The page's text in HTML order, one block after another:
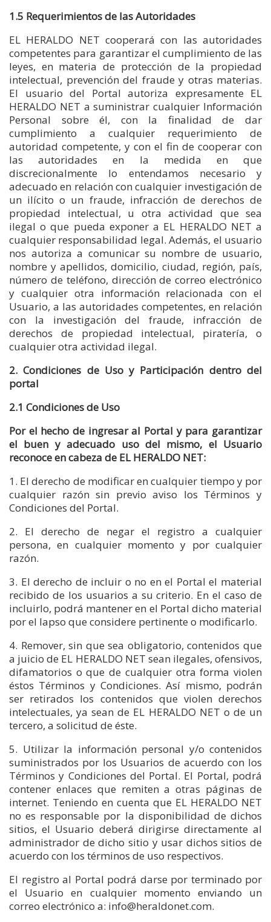
1.5 Requerimientos de las Autoridades
EL HERALDO NET cooperará con las autoridades
competentes para garantizar el cumplimiento de las
leyes, en materia de protección de la propiedad
intelectual, prevención del fraude y otras materias.
El usuario del Portal autoriza expresamente EL
HERALDO NET a suministrar cualquier Información
Personal sobre él, con la finalidad de dar
cumplimiento a cualquier requerimiento de
autoridad competente, y con el fin de cooperar con
las autoridades en la medida en que
discrecionalmente lo entendamos necesario y
adecuado en relación con cualquier investigación de
un ilícito o un fraude, infracción de derechos de
propiedad intelectual, u otra actividad que sea
ilegal o que pueda exponer a EL HERALDO NET a
cualquier responsabilidad legal. Además, el usuario
nos autoriza a comunicar su nombre de usuario,
nombre y apellidos, domicilio, ciudad, región, país,
número de teléfono, dirección de correo electrónico
y cualquier otra información relacionada con el
Usuario, a las autoridades competentes, en relación
con la investigación del fraude, infracción de
derechos de propiedad intelectual, piratería, o
cualquier otra actividad ilegal.
2. Condiciones de Uso y Participación dentro del
portal
2.1 Condiciones de Uso
Por el hecho de ingresar al Portal y para garantizar
el buen y adecuado uso del mismo, el Usuario
reconoce en cabeza de EL HERALDO NET:
1. El derecho de modificar en cualquier tiempo y por
cualquier razón sin previo aviso los Términos y
Condiciones del Portal.
2. El derecho de negar el registro a cualquier
persona, en cualquier momento y por cualquier
razón.
3. El derecho de incluir o no en el Portal el material
recibido de los usuarios a su criterio. En el caso de
incluirlo, podrá mantener en el Portal dicho material
por el lapso que considere pertinente o modificarlo.
4. Remover, sin que sea obligatorio, contenidos que
a juicio de EL HERALDO NET sean ilegales, ofensivos,
difamatorios o que de cualquier otra forma violen
éstos Términos y Condiciones. Así mismo, podrán
ser retirados los contenidos que violen derechos
intelectuales, ya sean de EL HERALDO NET o de un
tercero, a solicitud de éste.
5. Utilizar la información personal y/o contenidos
suministrados por los Usuarios de acuerdo con los
Términos y Condiciones del Portal. El Portal, podrá
contener enlaces que remiten a otras páginas de
internet. Teniendo en cuenta que EL HERALDO NET
no es responsable por la disponibilidad de dichos
sitios, el Usuario deberá dirigirse directamente al
administrador de dicho sitio y usar dichos sitios de
acuerdo con los términos de uso respectivos.
El registro al Portal podrá darse por terminado por
el Usuario en cualquier momento enviando un
correo electrónico a: info@heraldonet.com.